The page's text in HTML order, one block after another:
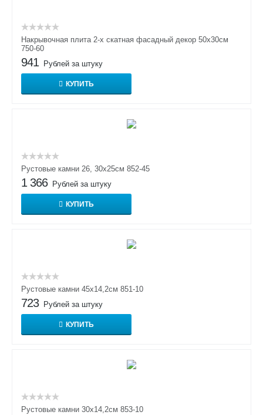
Накрывочная плита 2-х скатная фасадный декор 50х30см
750-60
941 Рублей за штуку
КУПИТЬ
Рустовые камни 26, 30х25см 852-45
1 366 Рублей за штуку
КУПИТЬ
Рустовые камни 45х14,2см 851-10
723 Рублей за штуку
КУПИТЬ
Рустовые камни 30х14,2см 853-10